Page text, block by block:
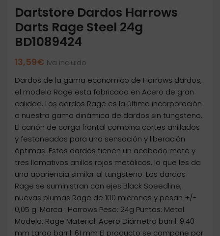
Dartstore Dardos Harrows
Darts Rage Steel 24g
BD1089424
13,59€ Iva incluido
Dardos de la gama economico de Harrows dardos,
el modelo Rage esta fabricado en Acero de gran
calidad. Los dardos Rage es la última incorporación
a nuestra gama dinámica de dardos sin tungsteno.
El cañón de carga frontal combina cortes anillados
y festoneados para una sensación y liberación
óptimas. Estos dardos tienen un acabado mate y
tres llamativos anillos rojos metálicos, lo que les da
una apariencia similar al tungsteno. Los dardos
Rage se suministran con ejes Black Speedline,
nuevas plumas Rage de 100 micrones y pesan +/-
0,05 g. Marca : Harrows Peso: 24g Puntas: Metal
Modelo: Rage Material: Acero Diámetro barril: 9.40
mm Largo barril: 61 mm El producto se compone por